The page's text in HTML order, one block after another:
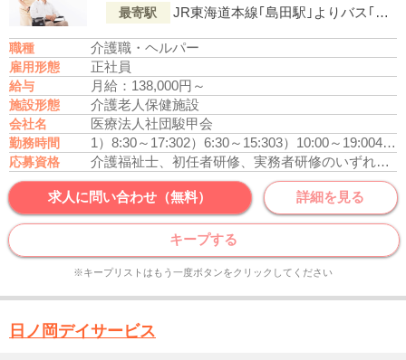
最寄駅 JR東海道本線｢島田駅｣よりバス｢川尻(バス停)｣下車徒歩7分
職種 介護職・ヘルパー
雇用形態 正社員
給与 月給：138,000円～
施設形態 介護老人保健施設
会社名 医療法人社団駿甲会
勤務時間 1）8:30～17:302）6:30～15:303）10:00～19:004）16:30～9:00
応募資格 介護福祉士、初任者研修、実務者研修のいずれかの資格をお持ちの方
求人に問い合わせ（無料） 詳細を見る
キープする
※キープリストはもう一度ボタンをクリックしてください
日ノ岡デイサービス